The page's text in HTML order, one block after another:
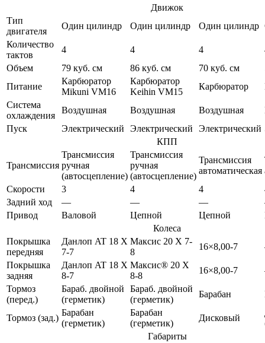
Движок
Тип
двигателя
Один цилиндр Один цилиндр Один цилиндр
Количество
тактов
4 4 4
Объем
79 куб. см 86 куб. см 70 куб. см
Питание
Карбюратор
Mikuni VM16
Карбюратор
Keihin VM15
Карбюратор
Система
охлаждения
Воздушная Воздушная Воздушная
Пуск
Электрический Электрический Электрический
КПП
Трансмиссия
Трансмиссия
ручная
(автосцепление)
Трансмиссия
ручная
(автосцепление)
Трансмиссия
автоматическая
Скорости
3 4 4
Задний ход
— — —
Привод
Валовой Цепной Цепной
Колеса
Покрышка
передняя
Данлоп AT 18 X
7-7
Максис 20 X 7-
8
16×8,00-7
Покрышка
задняя
Данлоп AT 18 X
8-7
Максис® 20 X
8-8
16×8,00-7
Тормоз
(перед.)
Бараб. двойной
(герметик)
Бараб. двойной
(герметик)
Барабан
Тормоз (зад.)
Барабан
(герметик)
Барабан
(герметик)
Дисковый
Габариты